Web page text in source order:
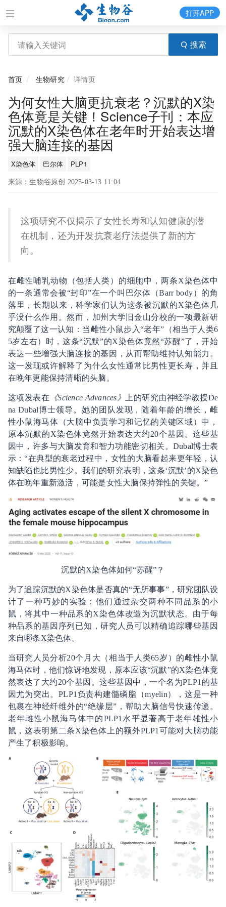
搜索
打开APP
首页 生物研究 详情页
为何女性大脑更抗衰老？沉默的X染
色体竟是关键！Science子刊：本应
沉默的X染色体在老年时开始表达增
强大脑连接的基因
X染色体 巴尔体 PLP1
来源：生物谷原创 2025-03-13 11:04
这项研究不仅揭示了女性长寿和认知健康的潜
在机制，还为开发抗衰老疗法提供了新的方
向。
在雌性哺乳动物（包括人类）的细胞中，两条X染色体中
的一条通常会被“封印”在一个叫巴尔体（Barr body）的角
落里，长期以来，科学家们认为这条被沉默的X染色体几
乎没什么作用。然而，加州大学旧金山分校的一项最新研
究颠覆了这一认知：当雌性小鼠步入“老年”（相当于人类6
5岁左右）时，这条“沉默”的X染色体竟然“苏醒”了，开始
表达一些增强大脑连接的基因，从而帮助维持认知能力。
这一发现或许解释了为什么女性通常比男性更长寿，并且
在晚年更能保持清晰的头脑。
这项发表在 《Science Advances》
上的研究由神经学教授De
na Dubal博士领导。她的团队发现，随着年龄的增长，雌
性小鼠海马体（大脑中负责学习和记忆的关键区域）中，
原本沉默的X染色体竟然开始表达大约20个基因。这些基
因中，许多与大脑发育和智力功能密切相关。Dubal博士表
示：“在典型的衰老过程中，女性的大脑看起来更年轻，认
知缺陷也比男性少。我们的研究表明，这条‘沉默’的X染色
体在晚年重新激活，可能是女性大脑保持弹性的关键。”
沉默的X染色体如何“苏醒”？
为了追踪沉默的X染色体是否真的“无所事事”，研究团队设
计了一种巧妙的实验：他们通过杂交两种不同品系的小
鼠，将其中一种品系的X染色体改造为沉默状态。由于每
种品系的基因序列已知，研究人员可以精确追踪哪些基因
来自哪条X染色体。
当研究人员分析20个月大（相当于人类65岁）的雌性小鼠
海马体时，他们惊讶地发现，原本应该“沉默”的X染色体竟
然表达了大约20个基因。这些基因中，一个名为PLP1的基
因尤为突出。PLP1负责构建髓磷脂（myelin），这是一种
包裹在神经纤维外的“绝缘层”，帮助大脑信号快速传递。
老年雌性小鼠海马体中的PLP1水平显著高于老年雄性小
鼠，这表明第二条X染色体上的额外PLP1可能对大脑功能
产生了积极影响。